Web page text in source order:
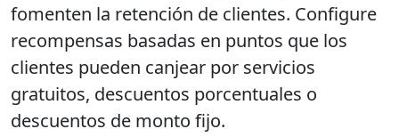
fomenten la retención de clientes. Configure
recompensas basadas en puntos que los
clientes pueden canjear por servicios
gratuitos, descuentos porcentuales o
descuentos de monto fijo.